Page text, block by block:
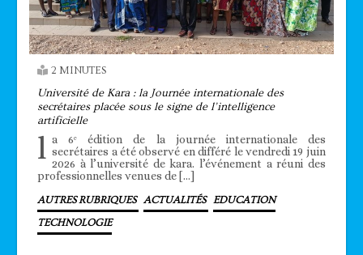
2 MINUTES
Université de Kara : la Journée internationale des
secrétaires placée sous le signe de l’intelligence
artificielle
l a 6ᵉ édition de la journée internationale des
secrétaires a été observé en différé le vendredi 19 juin
2026 à l’université de kara. l’événement a réuni des
professionnelles venues de […]
AUTRES RUBRIQUES ACTUALITÉS EDUCATION
TECHNOLOGIE